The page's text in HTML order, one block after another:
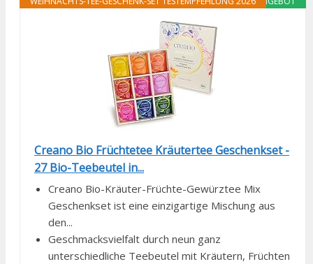
Creano Bio Früchtetee Kräutertee Geschenkset -
27 Bio-Teebeutel in...
Creano Bio-Kräuter-Früchte-Gewürztee Mix
Geschenkset ist eine einzigartige Mischung aus
den...
Geschmacksvielfalt durch neun ganz
unterschiedliche Teebeutel mit Kräutern, Früchten